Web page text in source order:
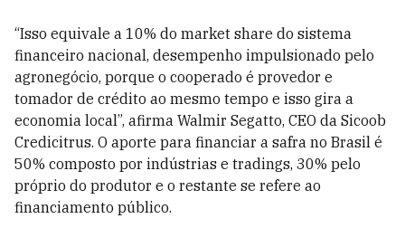
“Isso equivale a 10% do market share do sistema
financeiro nacional, desempenho impulsionado pelo
agronegócio, porque o cooperado é provedor e
tomador de crédito ao mesmo tempo e isso gira a
economia local”, afirma Walmir Segatto, CEO da Sicoob
Credicitrus. O aporte para financiar a safra no Brasil é
50% composto por indústrias e tradings, 30% pelo
próprio do produtor e o restante se refere ao
financiamento público.